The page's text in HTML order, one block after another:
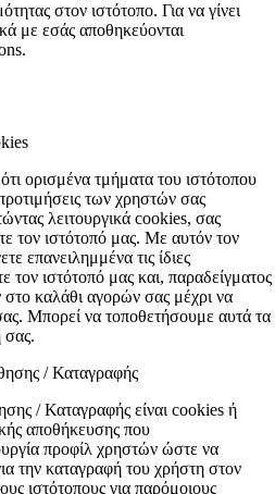
στον ιστότοπο. Για να γίνει
με εσάς αποθηκεύονται
ορισμένα τμήματα του ιστότοπου
των χρηστών σας
λειτουργικά cookies, σας
τον ιστότοπό μας. Με αυτόν τον
επανειλημμένα τις ίδιες
τον ιστότοπό μας και, παραδείγματος
καλάθι αγορών σας μέχρι να
Μπορεί να τοποθετήσουμε αυτά τα
σας.
/ Καταγραφής
/ Καταγραφής είναι cookies ή
αποθήκευσης που
προφίλ χρηστών ώστε να
την καταγραφή του χρήστη στον
ιστότοπους για παρόμοιους